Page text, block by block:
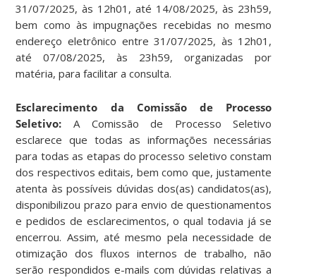
31/07/2025, às 12h01, até 14/08/2025, às 23h59,
bem como às impugnações recebidas no mesmo
endereço eletrônico entre 31/07/2025, às 12h01,
até 07/08/2025, às 23h59, organizadas por
matéria, para facilitar a consulta.
Esclarecimento da Comissão de Processo
Seletivo: A Comissão de Processo Seletivo
esclarece que todas as informações necessárias
para todas as etapas do processo seletivo constam
dos respectivos editais, bem como que, justamente
atenta às possíveis dúvidas dos(as) candidatos(as),
disponibilizou prazo para envio de questionamentos
e pedidos de esclarecimentos, o qual todavia já se
encerrou. Assim, até mesmo pela necessidade de
otimização dos fluxos internos de trabalho, não
serão respondidos e-mails com dúvidas relativas a